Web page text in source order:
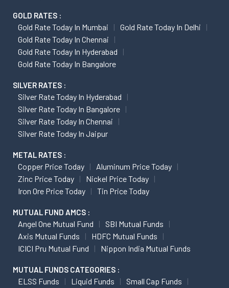
GOLD RATES :
Gold Rate Today In Mumbai
Gold Rate Today In Delhi
Gold Rate Today In Chennai
Gold Rate Today In Hyderabad
Gold Rate Today In Bangalore
SILVER RATES :
Silver Rate Today In Hyderabad
Silver Rate Today In Bangalore
Silver Rate Today In Chennai
Silver Rate Today In Jaipur
METAL RATES :
Copper Price Today
Aluminum Price Today
Zinc Price Today
Nickel Price Today
Iron Ore Price Today
Tin Price Today
MUTUAL FUND AMCS :
Angel One Mutual Fund
SBI Mutual Funds
Axis Mutual Funds
HDFC Mutual Funds
ICICI Pru Mutual Fund
Nippon India Mutual Funds
MUTUAL FUNDS CATEGORIES :
ELSS Funds Liquid Funds
Small Cap Funds